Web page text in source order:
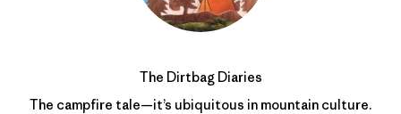
The Dirtbag Diaries
The campfire tale—it’s ubiquitous in mountain culture.